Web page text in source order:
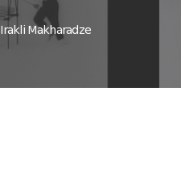
Irakli Makharadze